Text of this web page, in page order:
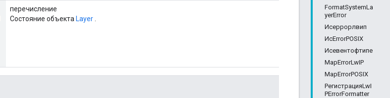
FormatSystemLa
yerError
Исеррорлвип
ИсErrorPOSIX
Исевентофтипе
MapErrorLwIP
MapErrorPOSIX
РегистрацияLwI
PErrorFormatter
перечисление
Состояние объекта Layer